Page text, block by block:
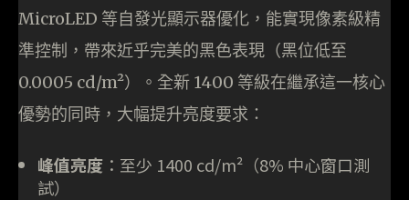
MicroLED 等自發光顯示器優化，能實現像素級精
準控制，帶來近乎完美的黑色表現（黑位低至
0.0005 cd/m²）。全新 1400 等級在繼承這一核心
優勢的同時，大幅提升亮度要求：
峰值亮度 ：至少 1400 cd/m²（8% 中心窗口測
試）